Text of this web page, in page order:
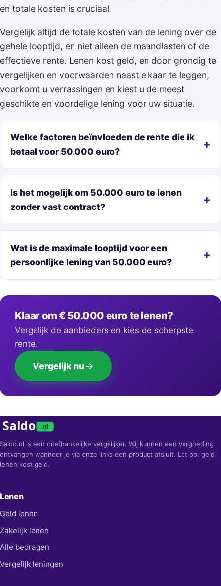
en totale kosten is cruciaal.
Vergelijk altijd de totale kosten van de lening over de
gehele looptijd, en niet alleen de maandlasten of de
effectieve rente. Lenen kost geld, en door grondig te
vergelijken en voorwaarden naast elkaar te leggen,
voorkomt u verrassingen en kiest u de meest
geschikte en voordelige lening voor uw situatie.
Welke factoren beïnvloeden de rente die ik
betaal voor 50.000 euro?
Is het mogelijk om 50.000 euro te lenen
zonder vast contract?
Wat is de maximale looptijd voor een
persoonlijke lening van 50.000 euro?
Klaar om € 50.000 euro te lenen?
Vergelijk de aanbieders en kies de scherpste
rente.
Vergelijk nu
Saldo .nl
Saldo.nl is een onafhankelijke vergelijker. Wij kunnen een vergoeding
ontvangen wanneer je via onze links een product afsluit. Let op: geld
lenen kost geld.
Lenen
Geld lenen
Zakelijk lenen
Alle bedragen
Vergelijk leningen